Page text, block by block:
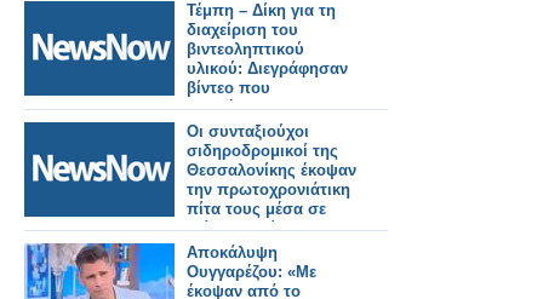
Τέμπη – Δίκη για τη
διαχείριση του
βιντεοληπτικού
υλικού: Διεγράφησαν
βίντεο που
θεωρήθηκαν
«σκουπίδια»
Οι συνταξιούχοι
σιδηροδρομικοί της
Θεσσαλονίκης έκοψαν
την πρωτοχρονιάτικη
πίτα τους μέσα σε
κλίμα συγκίνησης.
Εικόνες και βίντεο
Αποκάλυψη
Ουγγαρέζου: «Με
έκοψαν από το